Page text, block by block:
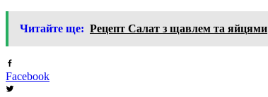
Читайте ще: Рецепт Салат з щавлем та яйцями
Facebook